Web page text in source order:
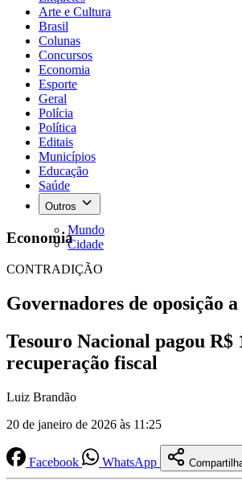
Arte e Cultura
Brasil
Colunas
Concursos
Economia
Esporte
Geral
Polícia
Política
Editais
Municípios
Educação
Saúde
Outros
Mundo
Cidade
Economia
CONTRADIÇÃO
Governadores de oposição
Tesouro Nacional pagou
recuperação fiscal
Luiz Brandão
20 de janeiro de 2026 às 11:25
Facebook WhatsApp